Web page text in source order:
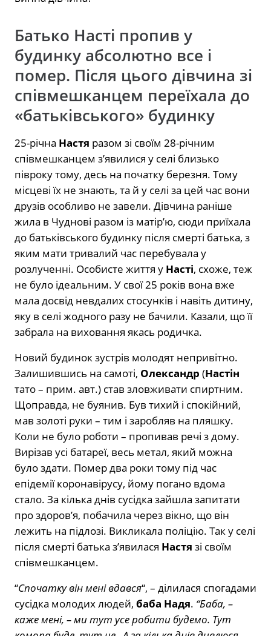
Батько Насті пропив у
будинку абсолютно все і
помер. Після цього дівчина зі
співмешканцем переїхала до
«батьківського» будинку
25-річна Настя разом зі своїм 28-річним
співмешканцем з’явилися у селі близько
півроку тому, десь на початку березня. Тому
місцеві їх не знають, та й у селі за цей час вони
друзів особливо не завели. Дівчина раніше
жила в Чуднові разом із матір’ю, сюди приїхала
до батьківського будинку після смерті батька, з
яким мати тривалий час перебувала у
розлученні. Особисте життя у Насті, схоже, теж
не було ідеальним. У свої 25 років вона вже
мала досвід невдалих стосунків і навіть дитину,
яку в селі жодного разу не бачили. Казали, що її
забрала на виховання якась родичка.
Новий будинок зустрів молодят непривітно.
Залишившись на самоті, Олександр (Настін
тато – прим. авт.) став зловживати спиртним.
Щоправда, не буянив. Був тихий і спокійний,
мав золоті руки – тим і заробляв на пляшку.
Коли не було роботи – пропивав речі з дому.
Вирізав усі батареї, весь метал, який можна
було здати. Помер два роки тому під час
епідемії коронавірусу, йому погано вдома
стало. За кілька днів сусідка зайшла запитати
про здоров’я, побачила через вікно, що він
лежить на підлозі. Викликала поліцію. Так у селі
після смерті батька з’явилася Настя зі своїм
співмешканцем.
“Спочатку він мені вдався“, – ділилася спогадами
сусідка молодих людей, баба Надя. “Баба, –
каже мені, – ми тут усе робити будемо. Тут